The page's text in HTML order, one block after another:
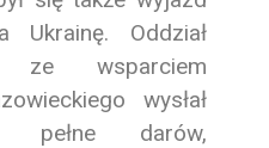
Ukrainę. Oddział
ze wsparciem
wysłał
pełne darów,